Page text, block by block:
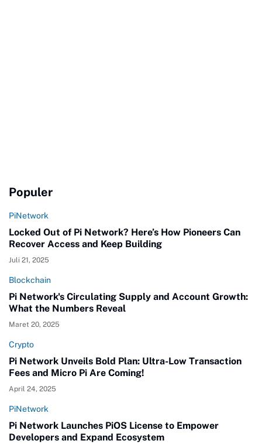
Populer
PiNetwork
Locked Out of Pi Network? Here’s How Pioneers Can
Recover Access and Keep Building
Juli 21, 2025
Blockchain
Pi Network's Circulating Supply and Account Growth:
What the Numbers Reveal
Maret 20, 2025
Crypto
Pi Network Unveils Bold Plan: Ultra-Low Transaction
Fees and Micro Pi Are Coming!
April 24, 2025
PiNetwork
Pi Network Launches PiOS License to Empower
Developers and Expand Ecosystem